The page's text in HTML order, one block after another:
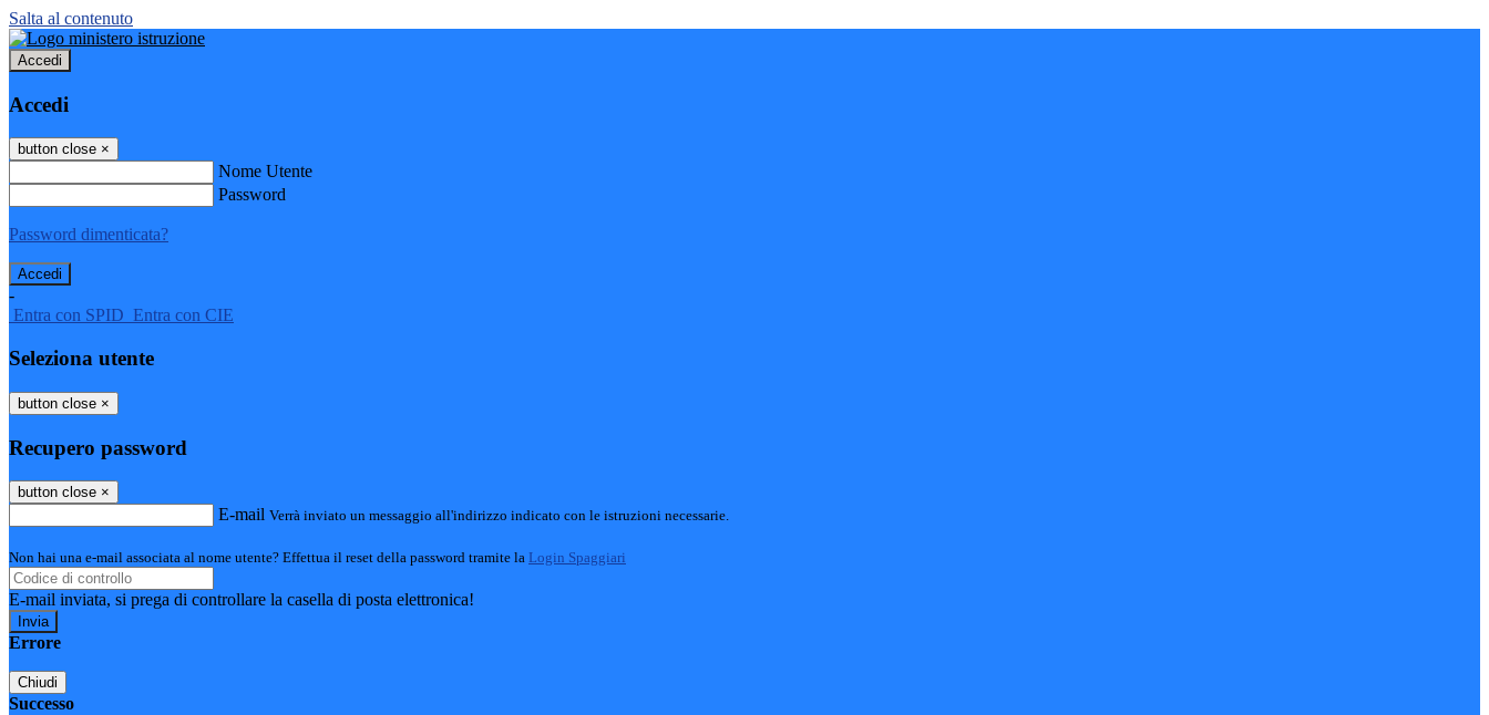
Salta al contenuto
Accedi
Accedi
button close ×
Nome Utente
Password
Password dimenticata?
-
Entra con SPID Entra con CIE
Seleziona utente
button close ×
Recupero password
button close ×
E-mail Verrà inviato un messaggio all'indirizzo indicato con le istruzioni necessarie.
Non hai una e-mail associata al nome utente? Effettua il reset della password tramite la Login Spaggiari
E-mail inviata, si prega di controllare la casella di posta elettronica!
Errore
Chiudi
Successo